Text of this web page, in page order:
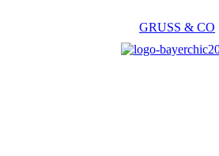
GRUSS & CO